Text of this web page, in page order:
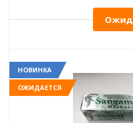
НОВИНКА
ОЖИДАЕТСЯ